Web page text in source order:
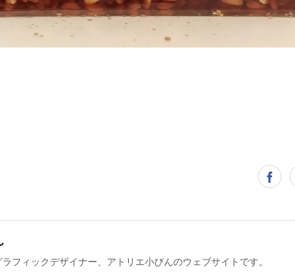
フィックデザイナー、アトリエ小びんのウェブサイトです。